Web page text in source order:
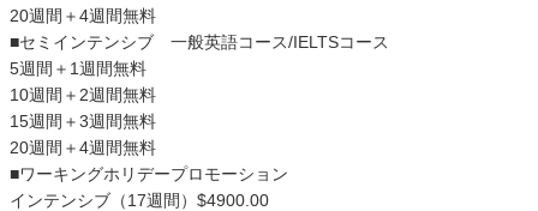
20週間＋4週間無料
■セミインテンシブ 一般英語コース/IELTSコース
5週間＋1週間無料
10週間＋2週間無料
15週間＋3週間無料
20週間＋4週間無料
■ワーキングホリデープロモーション
インテンシブ（17週間）$4900.00